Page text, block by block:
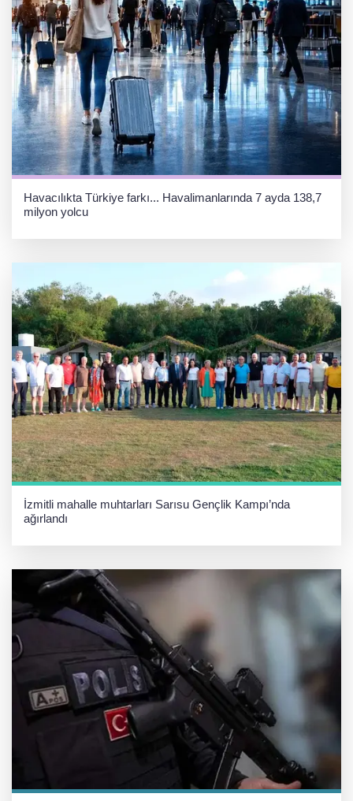
Havacılıkta Türkiye farkı... Havalimanlarında 7 ayda 138,7
milyon yolcu
İzmitli mahalle muhtarları Sarısu Gençlik Kampı’nda
ağırlandı